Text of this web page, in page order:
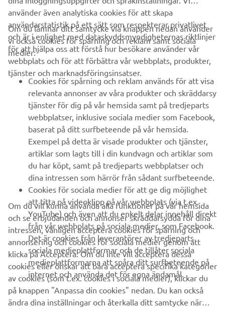
FÖRETAG
B2B
UTFORSKA YAMAHA
FAQ & SUPPORT
NYHETSBREV
nyheterna och mycket mer
PRENUMERERA
Läs vår integritetspolicy för att ta reda på hur vi behandlar dina
personuppgifter:Integritetspolicy
använder även analytiska cookies för att skapa
användarstatistik på ett sätt som respekterar privatlivet
och är i enlighet med dataskyddsmyndigheternas riktlinjer
för att hjälpa oss att förstå hur besökare använder vår
webbplats och för att förbättra vår webbplats, produkter,
tjänster och marknadsföringsinsatser.
Om du lämnar ditt samtycke via knappen nedan använder
vi också cookies för spårning och reklam samt sociala
medier:
Cookies för spårning och reklam används för att visa
relevanta annonser av våra produkter och skräddarsy
tjänster för dig på vår hemsida samt på tredjeparts
webbplatser, inklusive sociala medier som Facebook,
baserat på ditt surfbeteende på vår hemsida.
Exempel på detta är visade produkter och tjänster,
artiklar som lagts till i din kundvagn och artiklar som
du har köpt, samt på tredjeparts webbplatser och
dina intressen som härrör från sådant surfbeteende.
Cookies för sociala medier för att ge dig möjlighet
att titta på videoklipp på vår webbplats (via t.ex.
YouTube) och även att du enkelt delar innehåll direkt
från vår webbplats på sociala medier, som Facebook.
Det är cookies från leverantörer av tredjeparts
sociala medieplattformar och de tillåter sociala
medieplattformarna att spåra ditt surfbeteende på
internet och använda det för egna ändamål.
Om du vill kunna använda alla funktioner på vår hemsida
och se erbjudanden och annonser skräddarsydda för dina
intressen, vänligen acceptera cookies för spårning och
annonsering och cookies för sociala medier genom att
klicka på Acceptera. Om du inte vill acceptera dessa
cookies eller önskar att bara acceptera specifika kategorier
av cookies (som t.ex. cookies i sociala medier), klickar du
på knappen "Anpassa din cookies" nedan. Du kan också
ändra dina inställningar och återkalla ditt samtycke när